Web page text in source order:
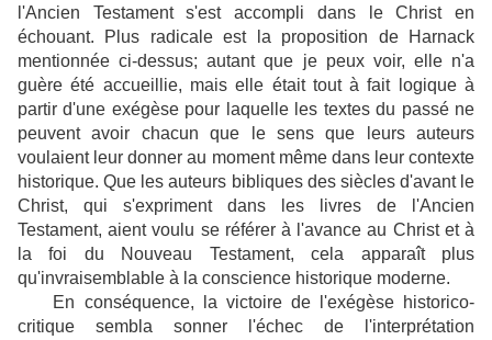
l'Ancien Testament s'est accompli dans le Christ en
échouant. Plus radicale est la proposition de Harnack
mentionnée ci-dessus; autant que je peux voir, elle n'a
guère été accueillie, mais elle était tout à fait logique à
partir d'une exégèse pour laquelle les textes du passé ne
peuvent avoir chacun que le sens que leurs auteurs
voulaient leur donner au moment même dans leur contexte
historique. Que les auteurs bibliques des siècles d'avant le
Christ, qui s'expriment dans les livres de l'Ancien
Testament, aient voulu se référer à l'avance au Christ et à
la foi du Nouveau Testament, cela apparaît plus
qu'invraisemblable à la conscience historique moderne.
En conséquence, la victoire de l'exégèse historico-
critique sembla sonner l'échec de l'interprétation